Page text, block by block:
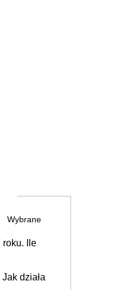
Wybrane
roku. Ile
działa